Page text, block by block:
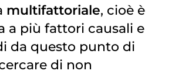
multifattoriale, cioè è
a più fattori causali e
da questo punto di
di non